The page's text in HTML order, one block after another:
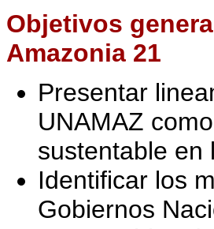
Objetivos
Amazonia 21
Presentar
UNAMAZ
sustentable en
Identificar los
Gobiernos